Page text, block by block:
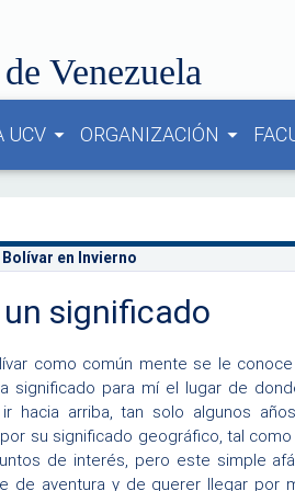
Venezuela
UCV arrow_drop_down ORGANIZACIÓN arrow_drop_down
en Invierno
significado
como común mente se le
significado para mí el lugar de
hacia arriba, tan solo algunos
su significado geográfico, tal
de interés, pero este simple
de aventura y de querer llegar por